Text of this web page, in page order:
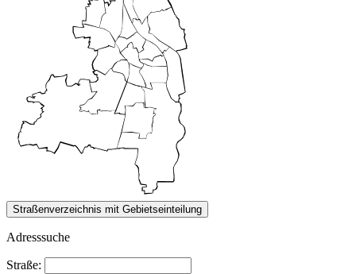
Adresssuche
Straße: